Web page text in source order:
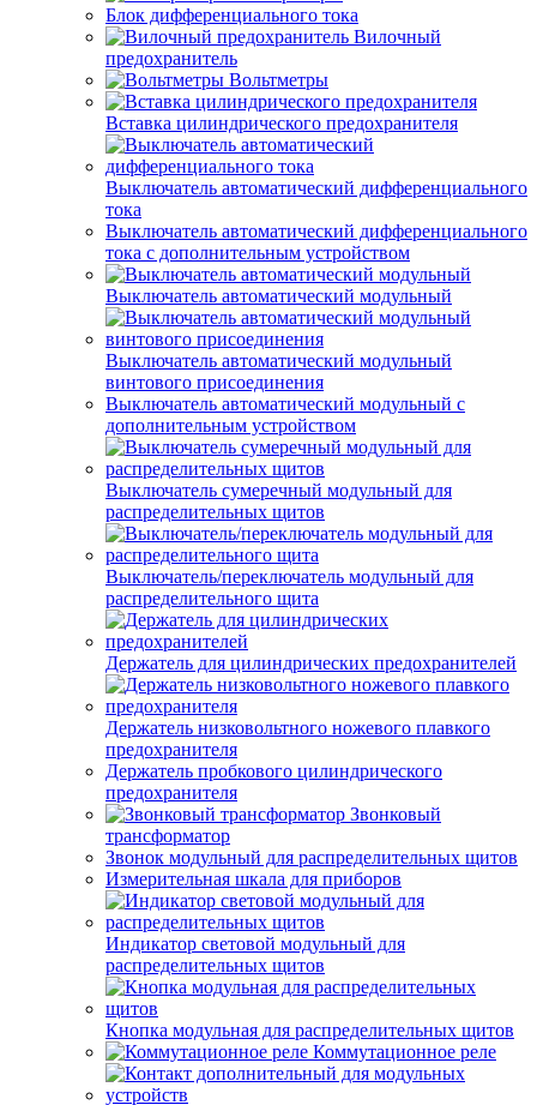
Блок дифференциального тока
Вилочный
предохранитель
Вольтметры
Вставка цилиндрического предохранителя
Выключатель автоматический дифференциального
тока
Выключатель автоматический дифференциального
тока с дополнительным устройством
Выключатель автоматический модульный
Выключатель автоматический модульный
винтового присоединения
Выключатель автоматический модульный с
дополнительным устройством
Выключатель сумеречный модульный для
распределительных щитов
Выключатель/переключатель модульный для
распределительного щита
Держатель для цилиндрических предохранителей
Держатель низковольтного ножевого плавкого
предохранителя
Держатель пробкового цилиндрического
предохранителя
Звонковый
трансформатор
Звонок модульный для распределительных щитов
Измерительная шкала для приборов
Индикатор световой модульный для
распределительных щитов
Кнопка модульная для распределительных щитов
Коммутационное реле